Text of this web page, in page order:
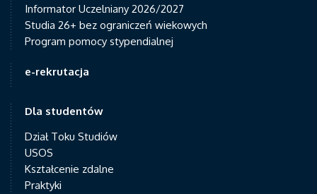
Informator Uczelniany 2026/2027
Studia 26+ bez ograniczeń wiekowych
Program pomocy stypendialnej
e-rekrutacja
Dla studentów
Dział Toku Studiów
USOS
Kształcenie zdalne
Praktyki